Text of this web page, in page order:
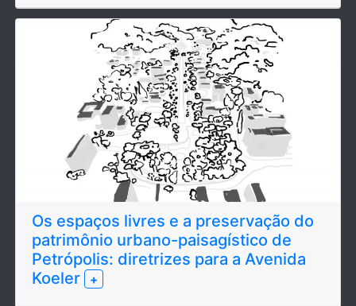
Os espaços livres e a preservação do
patrimônio urbano-paisagístico de
Petrópolis: diretrizes para a Avenida
Koeler
+